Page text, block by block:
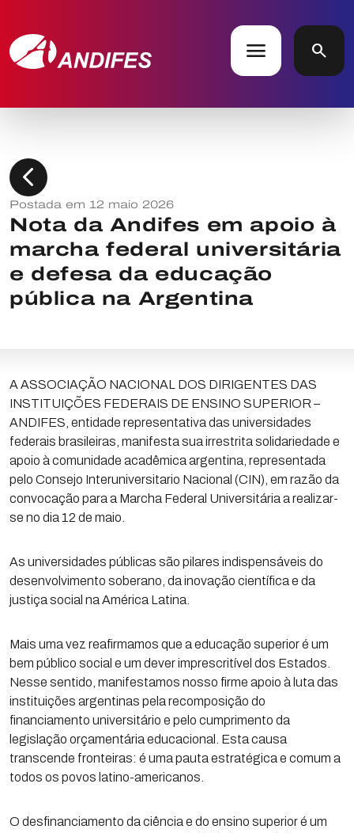
menu search
chevron_left
Postada em 12 maio 2026
Nota da Andifes em apoio à
marcha federal universitária
e defesa da educação
pública na Argentina
A ASSOCIAÇÃO NACIONAL DOS DIRIGENTES DAS
INSTITUIÇÕES FEDERAIS DE ENSINO SUPERIOR –
ANDIFES, entidade representativa das universidades
federais brasileiras, manifesta sua irrestrita solidariedade e
apoio à comunidade acadêmica argentina, representada
pelo Consejo Interuniversitario Nacional (CIN), em razão da
convocação para a Marcha Federal Universitária a realizar-
se no dia 12 de maio.
As universidades públicas são pilares indispensáveis do
desenvolvimento soberano, da inovação científica e da
justiça social na América Latina.
Mais uma vez reafirmamos que a educação superior é um
bem público social e um dever imprescritível dos Estados.
Nesse sentido, manifestamos nosso firme apoio à luta das
instituições argentinas pela recomposição do
financiamento universitário e pelo cumprimento da
legislação orçamentária educacional. Esta causa
transcende fronteiras: é uma pauta estratégica e comum a
todos os povos latino-americanos.
O desfinanciamento da ciência e do ensino superior é um